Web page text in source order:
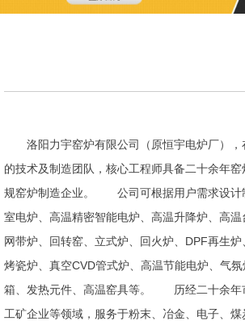
洛阳力宇窑炉有限公司（原恒宇电炉厂），
的技术及制造团队，核心工程师具备二十余年
规窑炉制造企业。 公司可根据用户需求设计
室电炉、高温精密智能电炉、高温升降炉、高
网带炉、回转窑、立式炉、回火炉、DPF再生
烤瓷炉、真空CVD管式炉、高温节能电炉、气
箱、发热元件、高温窑具等。 历经二十余年
工矿企业等领域，服务于粉末、冶金、电子、